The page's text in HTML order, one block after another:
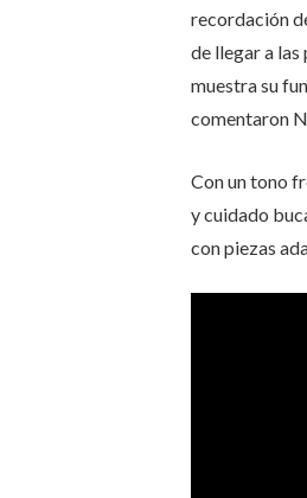
recordación
de llegar a las
muestra su
comentaron
Con un tono
y cuidado
con piezas